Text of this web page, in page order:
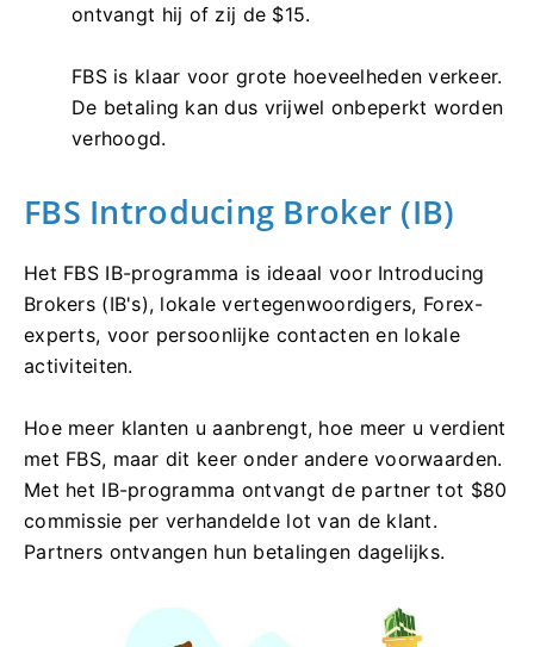
ontvangt hij of zij de $15.
FBS is klaar voor grote hoeveelheden verkeer.
De betaling kan dus vrijwel onbeperkt worden
verhoogd.
FBS Introducing Broker (IB)
Het FBS IB-programma is ideaal voor Introducing
Brokers (IB's), lokale vertegenwoordigers, Forex-
experts, voor persoonlijke contacten en lokale
activiteiten.
Hoe meer klanten u aanbrengt, hoe meer u verdient
met FBS, maar dit keer onder andere voorwaarden.
Met het IB-programma ontvangt de partner tot $80
commissie per verhandelde lot van de klant.
Partners ontvangen hun betalingen dagelijks.